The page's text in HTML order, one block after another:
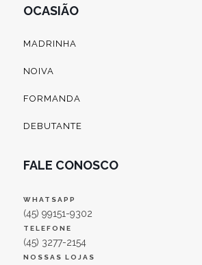
OCASIÃO
MADRINHA
NOIVA
FORMANDA
DEBUTANTE
FALE CONOSCO
WHATSAPP
(45) 99151-9302
TELEFONE
(45) 3277-2154
NOSSAS LOJAS